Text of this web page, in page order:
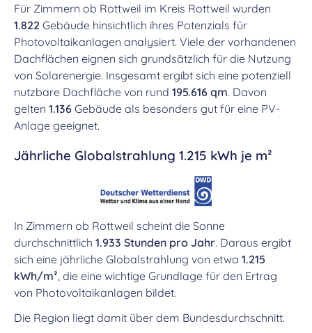
Für Zimmern ob Rottweil im Kreis Rottweil wurden
1.822 Gebäude hinsichtlich ihres Potenzials für
Photovoltaikanlagen analysiert. Viele der vorhandenen
Dachflächen eignen sich grundsätzlich für die Nutzung
von Solarenergie. Insgesamt ergibt sich eine potenziell
nutzbare Dachfläche von rund 195.616 qm. Davon
gelten 1.136 Gebäude als besonders gut für eine PV-
Anlage geeignet.
Jährliche Globalstrahlung 1.215 kWh je m²
In Zimmern ob Rottweil scheint die Sonne
durchschnittlich 1.933 Stunden pro Jahr. Daraus ergibt
sich eine jährliche Globalstrahlung von etwa 1.215
kWh/m², die eine wichtige Grundlage für den Ertrag
von Photovoltaikanlagen bildet.
Die Region liegt damit über dem Bundesdurchschnitt.